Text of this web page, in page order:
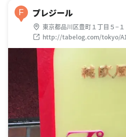
F プレジール
東京都品川区豊町１丁目５−１
http://tabelog.com/tokyo/